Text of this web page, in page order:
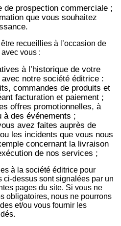
de prospection commerciale ;
que vous souhaitez
recueillies à l’occasion de
vous :
à l’historique de votre
notre société éditrice :
commandes de produits et
facturation et paiement ;
offres promotionnelles, à
à des événements ;
avez faites auprès de
les incidents que vous nous
concernant la livraison
de nos services ;
à la société éditrice pour
ci-dessus sont signalées par un
pages du site. Si vous ne
obligatoires, nous ne pourrons
et/ou vous fournir les